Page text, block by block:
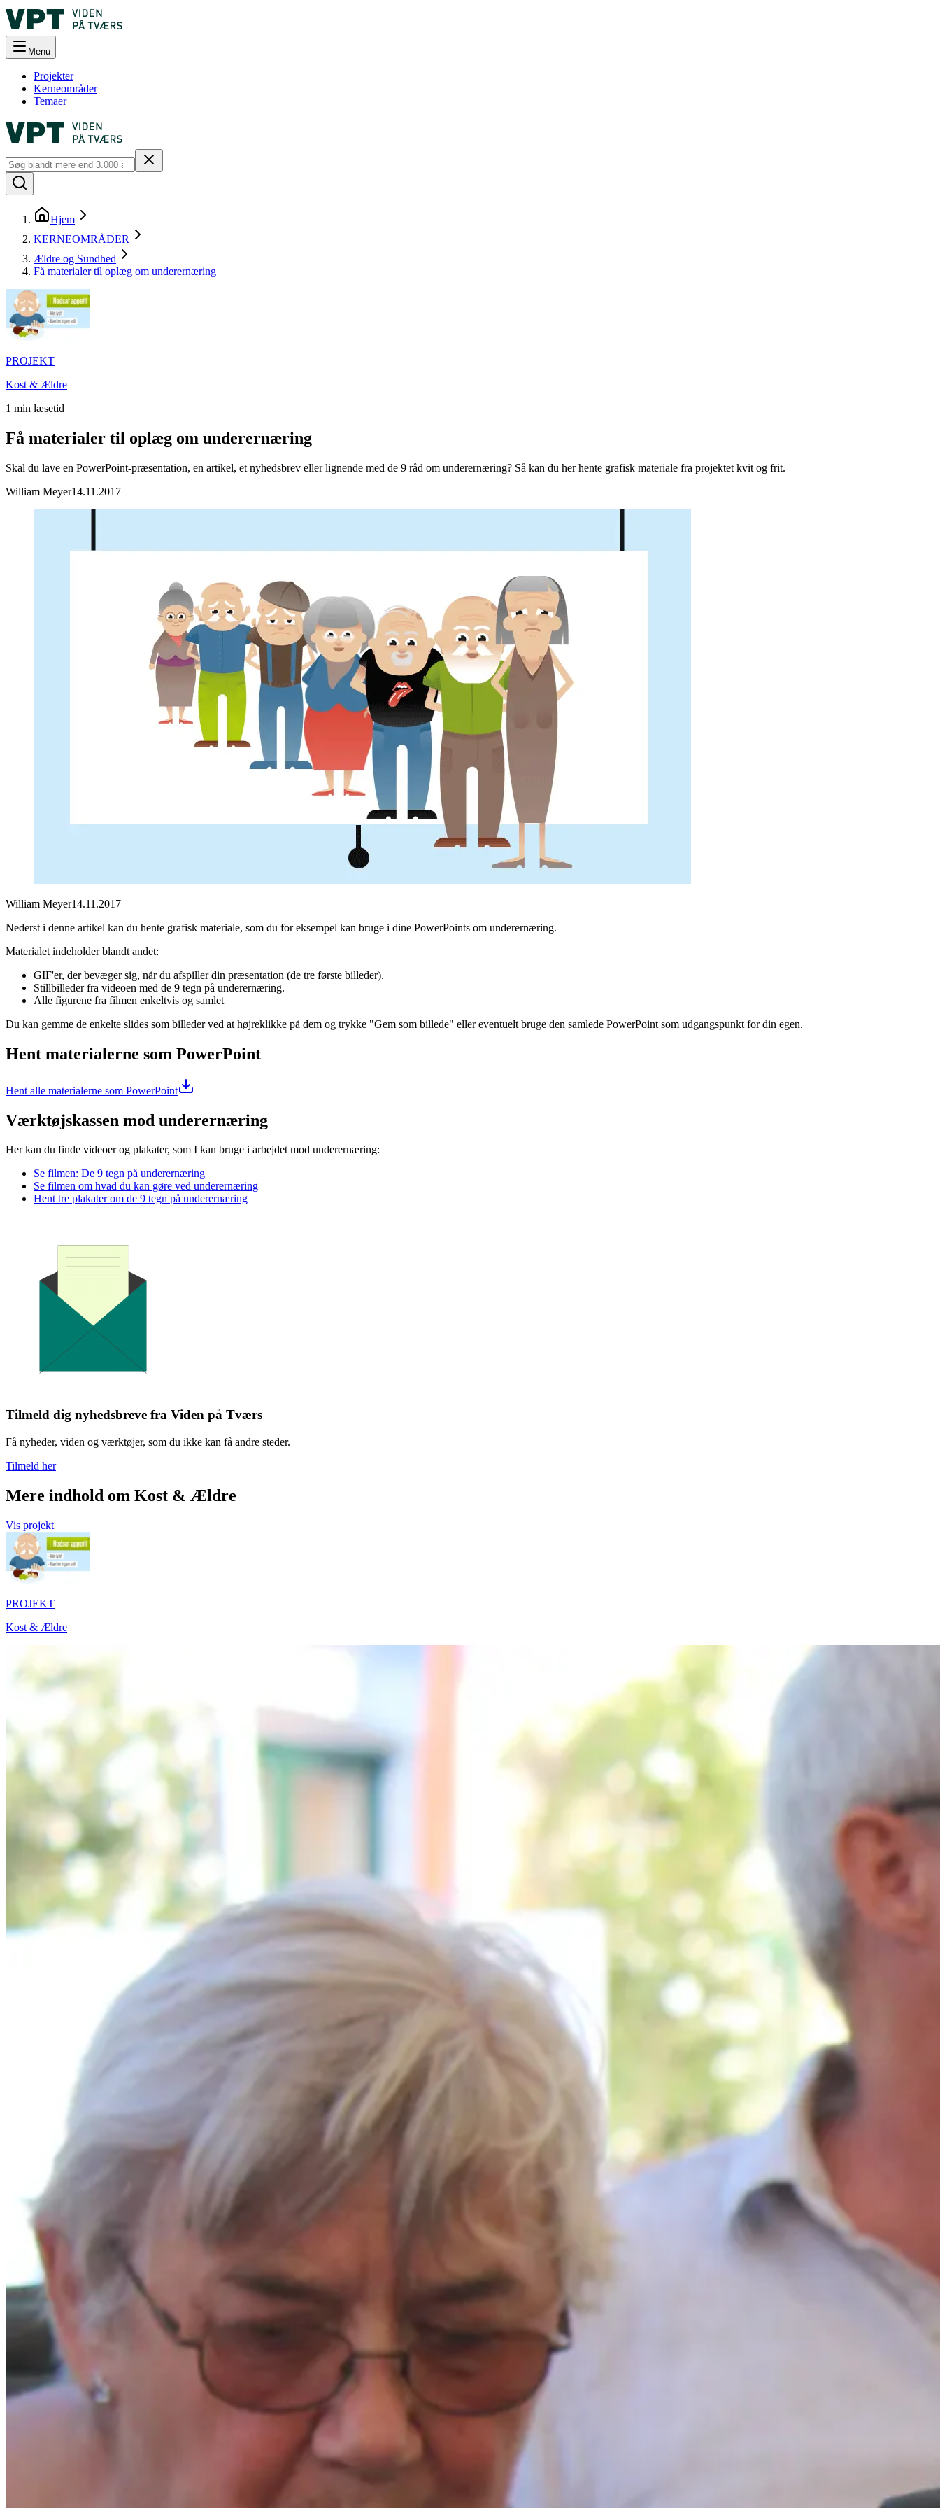
Menu
Projekter
Kerneområder
Temaer
Hjem
KERNEOMRÅDER
Ældre og Sundhed
Få materialer til oplæg om underernæring
PROJEKT
Kost & Ældre
1 min læsetid
Få materialer til oplæg om underernæring
Skal du lave en PowerPoint-præsentation, en artikel, et nyhedsbrev eller lignende med de 9 råd om underernæring? Så kan du her hente grafisk materiale fra projektet kvit og frit.
William Meyer14.11.2017
William Meyer14.11.2017
Nederst i denne artikel kan du hente grafisk materiale, som du for eksempel kan bruge i dine PowerPoints om underernæring.
Materialet indeholder blandt andet:
GIF'er, der bevæger sig, når du afspiller din præsentation (de tre første billeder).
Stillbilleder fra videoen med de 9 tegn på underernæring.
Alle figurene fra filmen enkeltvis og samlet
Du kan gemme de enkelte slides som billeder ved at højreklikke på dem og trykke "Gem som billede" eller eventuelt bruge den samlede PowerPoint som udgangspunkt for din egen.
Hent materialerne som PowerPoint
Hent alle materialerne som PowerPoint
Værktøjskassen mod underernæring
Her kan du finde videoer og plakater, som I kan bruge i arbejdet mod underernæring:
Se filmen: De 9 tegn på underernæring
Se filmen om hvad du kan gøre ved underernæring
Hent tre plakater om de 9 tegn på underernæring
Tilmeld dig nyhedsbreve fra Viden på Tværs
Få nyheder, viden og værktøjer, som du ikke kan få andre steder.
Tilmeld her
Mere indhold om Kost & Ældre
Vis projekt
PROJEKT
Kost & Ældre